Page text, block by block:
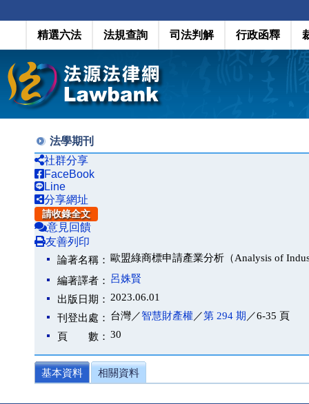
精選六法 法規查詢 司法判解 行政函釋
法學期刊
社群分享
FaceBook
Line
分享網址
請收錄全文
意見回饋
友善列印
論著名稱： 歐盟綠商標申請產業分析（Analysis of
編著譯者： 呂姝賢
出版日期： 2023.06.01
刊登出處： 台灣／智慧財產權／第 294 期 ／6-35 頁
頁 數： 30
基本資料 相關資料